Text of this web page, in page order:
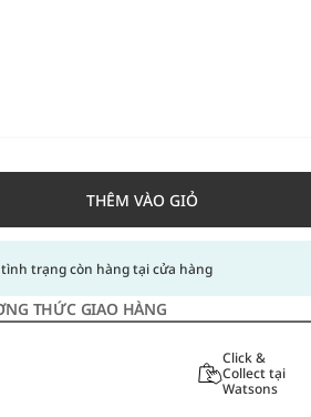
THÊM VÀO GIỎ
trạng còn hàng tại cửa hàng
THỨC GIAO HÀNG
Click &
Collect tại
Watsons